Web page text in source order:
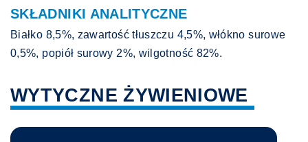
SKŁADNIKI ANALITYCZNE
Białko 8,5%, zawartość tłuszczu 4,5%, włókno surowe
0,5%, popiół surowy 2%, wilgotność 82%.
WYTYCZNE ŻYWIENIOWE